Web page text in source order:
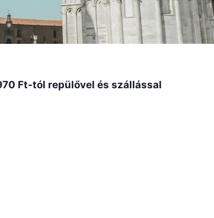
Ft-tól repülővel és szállással